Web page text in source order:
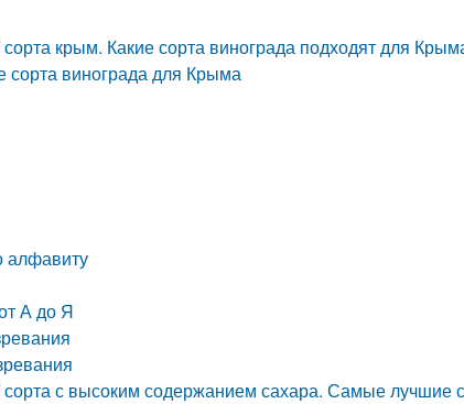
крым. Какие сорта винограда подходят для
сорта винограда для Крыма
алфавиту
А до Я
с высоким содержанием сахара. Самые лучшие